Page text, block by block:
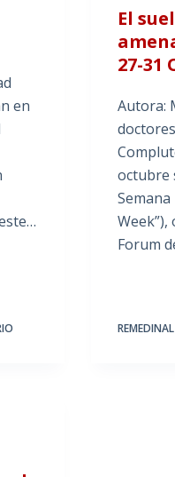
en
El
27-31
Autora:
octubre
Forum
REMEDINAL